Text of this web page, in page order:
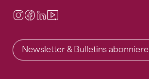
Instagram
Facebook
LinkedIn
Newsletter & Bulletins